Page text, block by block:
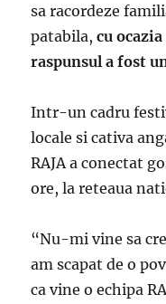
sa racordeze
patabila,cu
raspunsul a fost
Intr-un cadru
locale si cativa
RAJA a conectat
ore, la reteaua
“Nu-mi vine sa
am scapat de o
ca vine o echipa